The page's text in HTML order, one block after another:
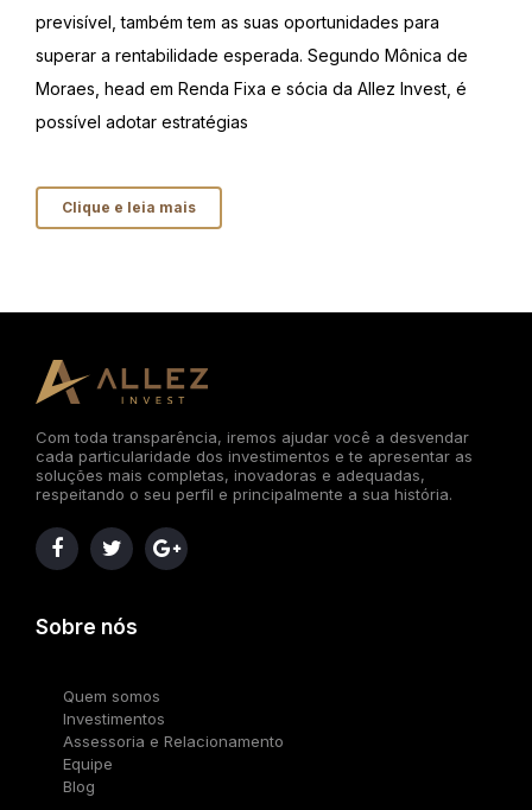
previsível, também tem as suas oportunidades para
superar a rentabilidade esperada. Segundo Mônica de
Moraes, head em Renda Fixa e sócia da Allez Invest, é
possível adotar estratégias
Clique e leia mais
Com toda transparência, iremos ajudar você a desvendar
cada particularidade dos investimentos e te apresentar as
soluções mais completas, inovadoras e adequadas,
respeitando o seu perfil e principalmente a sua história.
Sobre nós
Quem somos
Investimentos
Assessoria e Relacionamento
Equipe
Blog